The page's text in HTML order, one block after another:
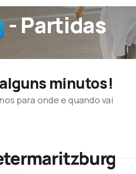
- Partidas
minutos!
para onde e quando vai